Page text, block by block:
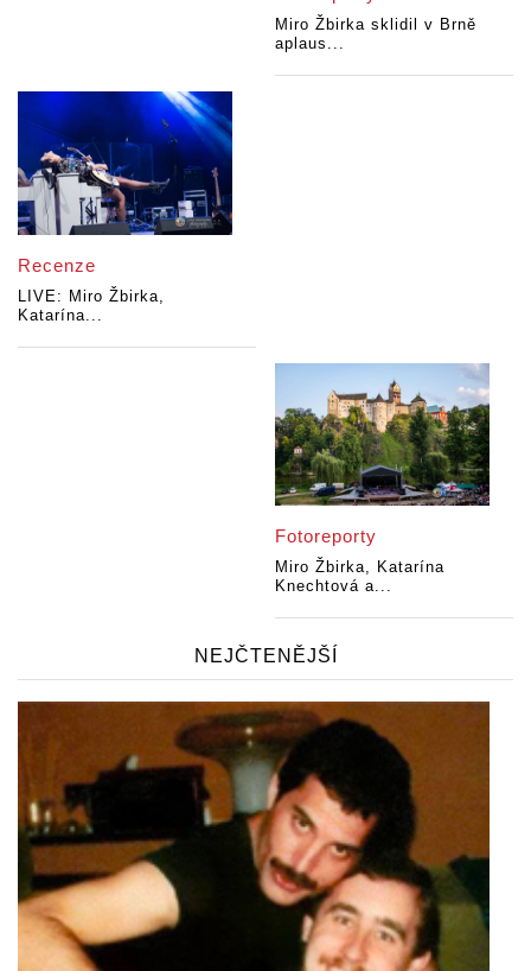
Miro Žbirka sklidil v Brně
aplaus...
Recenze
LIVE: Miro Žbirka,
Katarína...
Fotoreporty
Miro Žbirka, Katarína
Knechtová a...
NEJČTENĚJŠÍ